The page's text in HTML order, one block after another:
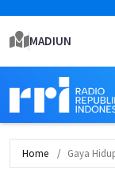
MADIUN
Home Gaya